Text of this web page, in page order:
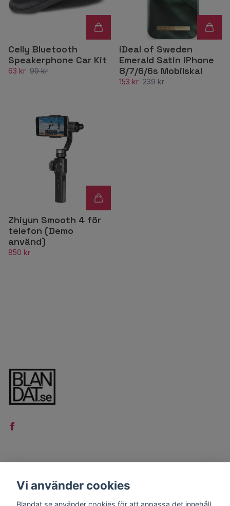
Celly Bluetooth
Speakerphone Car Kit
63 kr 99 kr
iDeal of Sweden
Emerald Satin iPhone
8/7/6/6s Mobilskal
153 kr 239 kr
Zhiyun Smooth 4 för
telefon (Demo
använd)
850 kr
Kontakt
Vi använder cookies
Blandat.se använder cookies för att anpassa det innehåll